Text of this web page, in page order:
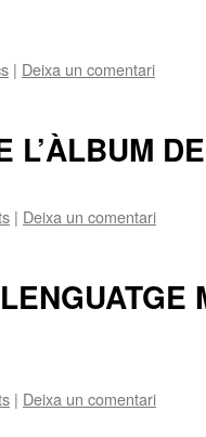
| Deixa un comentari
L’ÀLBUM
| Deixa un comentari
| Deixa un comentari